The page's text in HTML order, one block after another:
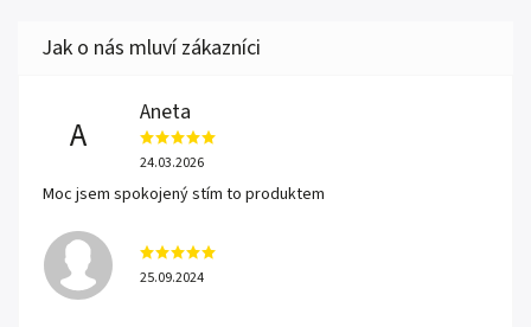
A
Aneta
24.03.2026
Moc jsem spokojený stím to produktem
25.09.2024